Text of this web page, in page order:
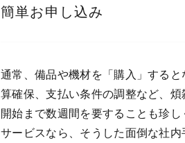
簡単お申し込み
通常、備品や機材を「購入」する
算確保、支払い条件の調整など、
開始まで数週間を要することも珍
サービスなら、そうした面倒な社